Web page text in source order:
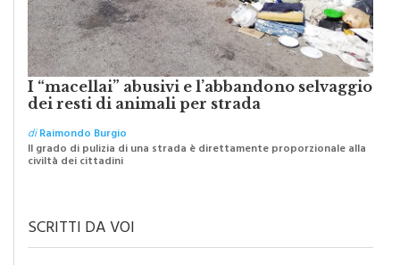
I “macellai” abusivi e l’abbandono selvaggio
dei resti di animali per strada
diRaimondo Burgio
Il grado di pulizia di una strada è direttamente proporzionale alla
civiltà dei cittadini